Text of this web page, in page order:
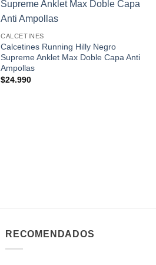
CALCETINES
Calcetines Running Hilly Negro
Supreme Anklet Max Doble Capa Anti
Ampollas
$24.990
RECOMENDADOS